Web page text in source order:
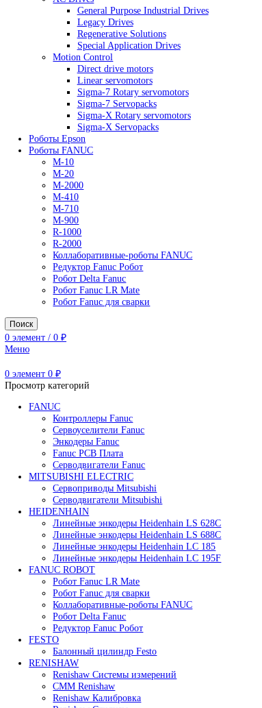
Газовый электромагнитный клапан Siemens
Сервопривод Siemens SKP
Сервопривод Siemens SQM
Сервопривод Siemens SQN
Yaskawa
AC Drives
General Purpose Industrial Drives
Legacy Drives
Regenerative Solutions
Special Application Drives
Motion Control
Direct drive motors
Роботы Epson
Роботы FANUC
M-10
M-20
M-2000
M-410
R-1000
Редуктор Fanuc Робот
Робот Delta Fanuc
Робот Fanuc LR Mate
Робот Fanuc для сварки
элемент / 0₽
Меню
элемент 0₽
Просмотр категорий
FANUC
Контроллеры Fanuc
Сервоуселители Fanuc
Энкодеры Fanuc
Fanuc PCB Плата
Серводвигатели Fanuc
MITSUBISHI ELECTRIC
Сервоприводы Mitsubishi
HEIDENHAIN
Линейные энкодеры Heidenhain LS 628C
Линейные энкодеры Heidenhain LS 688C
Линейные энкодеры Heidenhain LC 185